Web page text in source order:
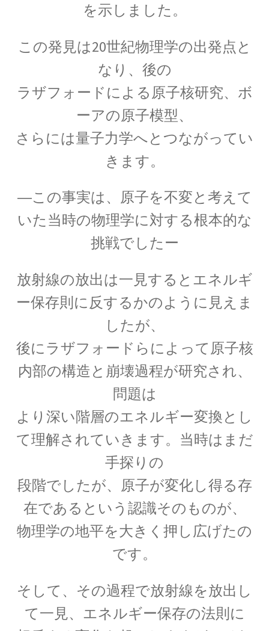
【Alexander Graham Bell‗1847年3月3日 ～1922年
8月2日】 — 声を「距離」から解放した発明家 —
アンリ・ポアンカレ
【数学・物理学・天文学で独自の領
域を開拓】
アーサー・コンプトン
【ガンマ線の散乱・吸収を研究｜粒子の波動性
アーネスト・ラザフォード
【原子模型を提唱した原子物理学の父】
イェール大学の関連人物
ギブス・山川健次郎・ナイキスト等
が学んだ名門
イギリス関係の人々
イタリア関係の物理学者
【コペルニクスからフェルミまでの系譜】
を示しました。
この発見は20世紀物理学の出発点と
なり、 後の
ラザフォードによる原子核研究、 ボ
ーアの原子模型、
さらには量子力学へとつながってい
きます。
―この事実は、原子を不変と考えて
いた当時の物理学に対する根本的な
挑戦でしたー
放射線の放出は一見するとエネルギ
ー保存則に反するかのように見えま
したが、
後にラザフォードらによって原子核
内部の構造と崩壊過程が研究され、
問題は
より深い階層のエネルギー変換とし
て理解されていきます。当時はまだ
手探りの
段階でしたが、原子が変化し得る存
在であるという認識そのものが、
物理学の地平を大きく押し広げたの
です。
そして、その過程で放射線を放出し
て一見、エネルギー保存の法則に